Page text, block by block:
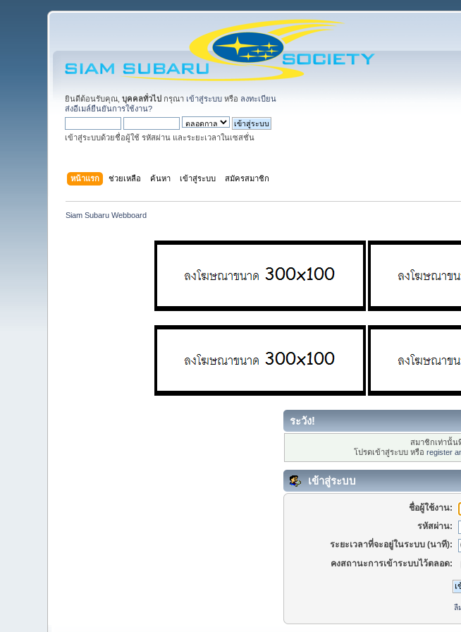
ยินดีต้อนรับคุณ,บุคคลทั่วไป กรุณา เข้าสู่ระบบ หรือ ลงทะเบียน
ส่งอีเมล์ยืนยันการใช้งาน?
เข้าสู่ระบบด้วยชื่อผู้ใช้ รหัสผ่าน และระยะเวลาในเซสชั่น
หน้าแรก ช่วยเหลือ ค้นหา เข้าสู่ระบบ สมัครสมาชิก
Siam Subaru Webboard
ระวัง!
สมาชิกเท่านั้น
โปรดเข้าสู่ระบบ หรือ register
เข้าสู่ระบบ
ชื่อผู้ใช้งาน:
รหัสผ่าน:
ระยะเวลาที่จะอยู่ในระบบ (นาที):
คงสถานะการเข้าระบบไว้ตลอด:
ลื